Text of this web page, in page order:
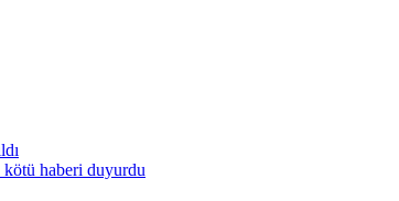
kötü haberi duyurdu